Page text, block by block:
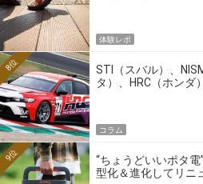
体験レポ
STI（スバル）、
タ）、HRC（ホンダ
8位
コラム
“ちょうどいいポタ
型化＆進化してリニ
9位